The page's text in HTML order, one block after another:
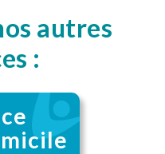
autres
: